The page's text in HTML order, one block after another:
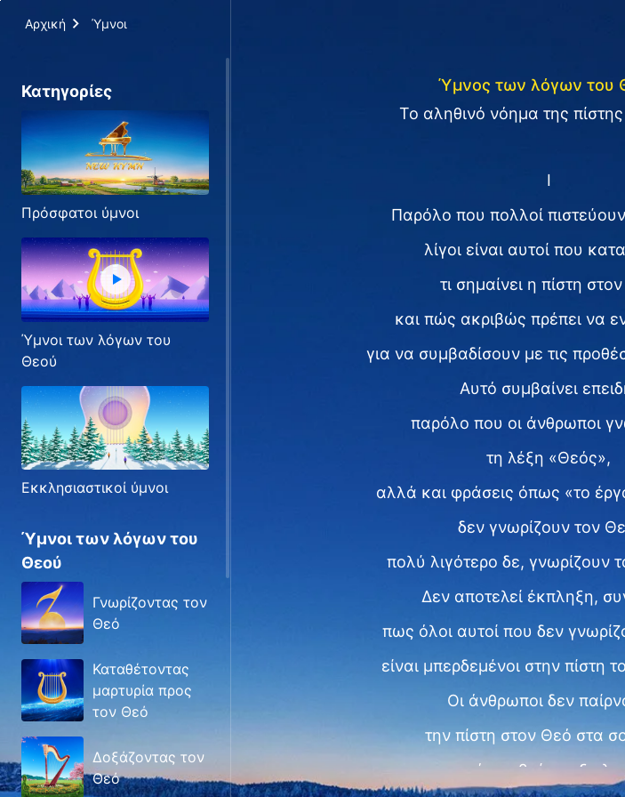
Αρχική Ύμνοι
Κατηγορίες
Πρόσφατοι ύμνοι
Ύμνοι των λόγων του
Θεού
Εκκλησιαστικοί ύμνοι
Ύμνοι των λόγων του
Θεού
Γνωρίζοντας τον
Θεό
Καταθέτοντας
μαρτυρία προς
τον Θεό
Δοξάζοντας τον
Θεό
Ύμνος των λόγων του
Το αληθινό νόημα της
I
Παρόλο που πολλοί
λίγοι είναι αυτοί που
τι σημαίνει η πίστη
και πώς ακριβώς πρέπει να
για να συμβαδίσουν με τις
Αυτό συμβαίνει
παρόλο που οι άνθρωποι
τη λέξη «Θεός»,
αλλά και φράσεις όπως «το
δεν γνωρίζουν τον
πολύ λιγότερο δε, γνωρίζουν
Δεν αποτελεί έκπληξη,
πως όλοι αυτοί που δεν
είναι μπερδεμένοι στην πίστη
Οι άνθρωποι δεν
την πίστη στον Θεό στα
και αυτό συμβαίνει εξ